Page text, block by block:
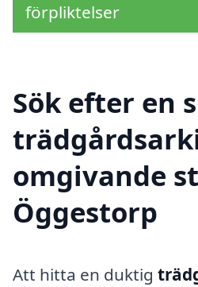
förpliktelser
Sök efter en
omgivande
Öggestorp
Att hitta en duktig